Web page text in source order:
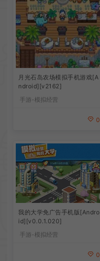
月光石岛农场模拟手机游戏[A
ndroid][v2162]
手游-模拟经营
0
我的大学免广告手机版[Andro
id][v0.0.1.020]
手游-模拟经营
0